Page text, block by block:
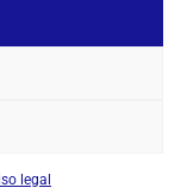
legal